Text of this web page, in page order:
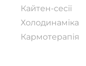
Кайтен-сесії
Холодинаміка
Кармотерапія